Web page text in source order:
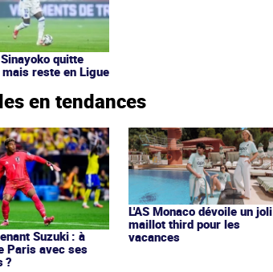
quitte
reste en Ligue
en tendances
Suzuki : à
Paris avec ses
?
L'AS Monaco dévoile un joli
maillot third pour les
vacances